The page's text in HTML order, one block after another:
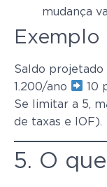
mudança
Exemplo
Saldo projetado
1.200/ano
10
Se limitar a 5,
de taxas e IOF).
5. O